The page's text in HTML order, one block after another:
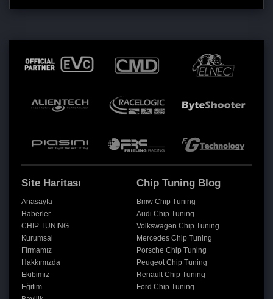
Site Haritası
Anasayfa
Haberler
CHIP TUNING
Kurumsal
Firmamız
Hakkımızda
Ekibimiz
Eğitim
Chip Tuning Blog
Bmw Chip Tuning
Audi Chip Tuning
Volkswagen Chip Tuning
Mercedes Chip Tuning
Porsche Chip Tuning
Peugeot Chip Tuning
Renault Chip Tuning
Ford Chip Tuning